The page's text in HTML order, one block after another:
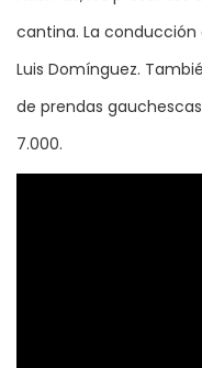
cantina. La conducción
Luis Domínguez.
de prendas
7.000.